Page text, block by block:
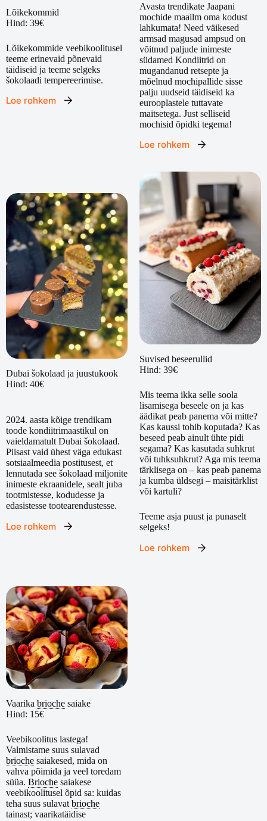
Lõikekommid
Hind: 39€
Lõikekommide veebikoolitusel
teeme erinevaid põnevaid
täidiseid ja teeme selgeks
šokolaadi tempereerimise.
Loe rohkem
Avasta trendikate Jaapani
mochide maailm oma kodust
lahkumata! Need väikesed
armsad magusad ampsud on
võitnud paljude inimeste
südamed Kondiitrid on
mugandanud retsepte ja
mõelnud mochipallide sisse
palju uudseid täidiseid ka
eurooplastele tuttavate
maitsetega. Just selliseid
mochisid õpidki tegema!
Loe rohkem
Dubai šokolaad ja juustukook
Hind: 40€
2024. aasta kõige trendikam
toode kondiitrimaastikul on
vaieldamatult Dubai šokolaad.
Piisast vaid ühest väga edukast
sotsiaalmeedia postitusest, et
lennutada see šokolaad miljonite
inimeste ekraanidele, sealt juba
tootmistesse, kodudesse ja
edasistesse tootearendustesse.
Loe rohkem
Suvised beseerullid
Hind: 39€
Mis teema ikka selle soola
lisamisega beseele on ja kas
äädikat peab panema või mitte?
Kas kaussi tohib koputada? Kas
beseed peab ainult ühte pidi
segama? Kas kasutada suhkrut
või tuhksuhkrut? Aga mis teema
tärklisega on – kas peab panema
ja kumba üldsegi – maisitärklist
või kartuli?
Teeme asja puust ja punaselt
selgeks!
Loe rohkem
Vaarika brioche saiake
Hind: 15€
Veebikoolitus lastega!
Valmistame suus sulavad
brioche saiakesed, mida on
vahva põimida ja veel toredam
süüa. Brioche saiakese
veebikoolitusel õpid sa: kuidas
teha suus sulavat brioche
tainast; vaarikatäidise